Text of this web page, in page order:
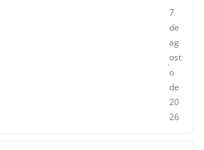
7
de
ag
ost
o
de
20
26